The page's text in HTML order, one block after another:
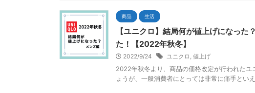
商品 生活
【ユニクロ】結局何が値上げになっ
た！【2022年秋冬】
2022/9/24 ユニクロ 値上げ
2022年秋冬より、商品の価格改定が行われた
ょうが、一般消費者にとっては非常に痛手とい